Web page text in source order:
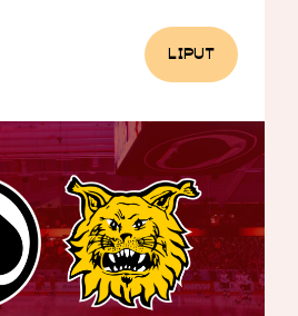
LIPUT